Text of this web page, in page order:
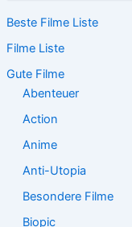
h
n
n
Beste Filme Liste
Filme Liste
Gute Filme
Abenteuer
Action
Anime
Anti-Utopia
Besondere Filme
Biopic